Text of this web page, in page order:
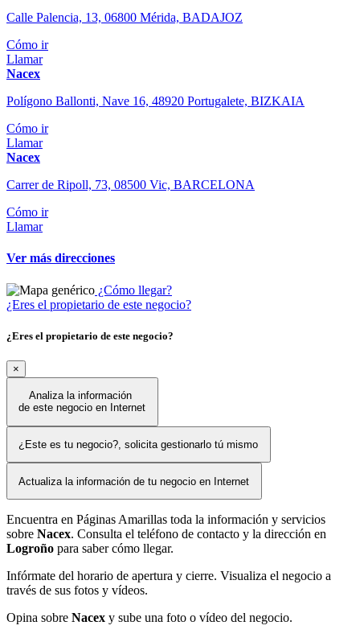
Calle Palencia, 13, 06800 Mérida, BADAJOZ
Cómo ir
Llamar
Nacex
Polígono Ballonti, Nave 16, 48920 Portugalete, BIZKAIA
Cómo ir
Llamar
Nacex
Carrer de Ripoll, 73, 08500 Vic, BARCELONA
Cómo ir
Llamar
Ver más direcciones
¿Cómo llegar?
¿Eres el propietario de este negocio?
¿Eres el propietario de este negocio?
×
Analiza la información
de este negocio en Internet
¿Este es tu negocio?, solicita gestionarlo tú mismo
Actualiza la información de tu negocio en Internet
Encuentra en Páginas Amarillas toda la información y servicios
sobre Nacex. Consulta el teléfono de contacto y la dirección en
Logroño para saber cómo llegar.
Infórmate del horario de apertura y cierre. Visualiza el negocio a
través de sus fotos y vídeos.
Opina sobre Nacex y sube una foto o vídeo del negocio.